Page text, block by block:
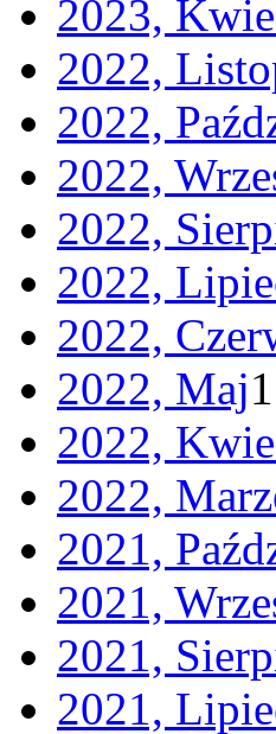
2023,
2022,
2022,
2022,
2022,
2022,
2022,
2022, Maj
2022,
2022,
2021,
2021,
2021,
2021,